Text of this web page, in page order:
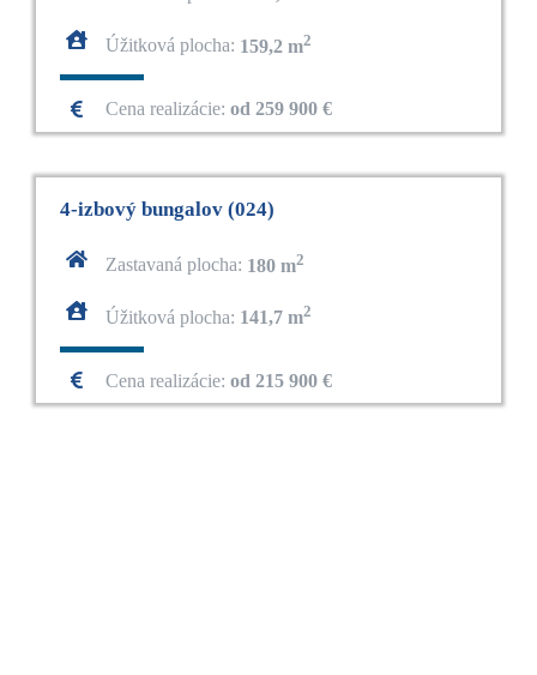
Úžitková plocha: 159,2 m2
Cena realizácie:od 259 900 €
4-izbový bungalov (024)
Zastavaná plocha: 180 m2
Úžitková plocha: 141,7 m2
Cena realizácie:od 215 900 €